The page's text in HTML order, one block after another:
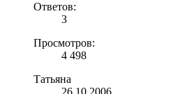
Ответов:
3
Просмотров:
4 498
Татьяна
26.10.2006